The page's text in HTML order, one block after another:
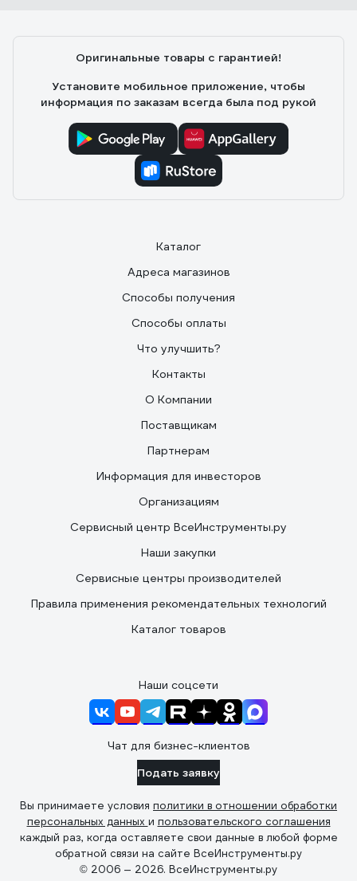
Оригинальные товары с гарантией!
Установите мобильное приложение, чтобы
информация по заказам всегда была под рукой
Каталог
Адреса магазинов
Способы получения
Способы оплаты
Что улучшить?
Контакты
О Компании
Поставщикам
Партнерам
Информация для инвесторов
Организациям
Сервисный центр ВсеИнструменты.ру
Наши закупки
Сервисные центры производителей
Правила применения рекомендательных технологий
Каталог товаров
Наши соцсети
Чат для бизнес-клиентов
Подать заявку
Вы принимаете условия политики в отношении обработки
персональных данных и пользовательского соглашения
каждый раз, когда оставляете свои данные в любой форме
обратной связи на сайте ВсеИнструменты.ру
© 2006 — 2026. ВсеИнструменты.ру